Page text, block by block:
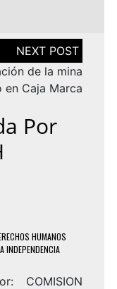
de la mina
en Caja Marca
Por
HUMANOS
INDEPENDENCIA
COMISION